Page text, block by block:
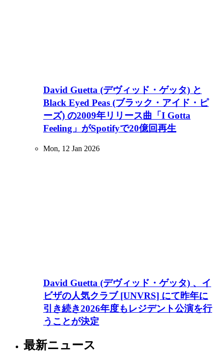
David Guetta (デヴィッド・ゲッタ) と
Black Eyed Peas (ブラック・アイド・ピ
ーズ) の2009年リリース曲「I Gotta
Feeling」がSpotifyで20億回再生
Mon, 12 Jan 2026
David Guetta (デヴィッド・ゲッタ) 、イ
ビザの人気クラブ [UNVRS] にて昨年に
引き続き2026年度もレジデント公演を行
うことが決定
最新ニュース